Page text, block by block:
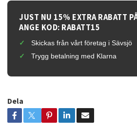
JUST NU 15% EXTRA RABATT
ANGE KOD: RABATT15
Skickas från vårt företag i Sävsjö
Trygg betalning med Klarna
Dela